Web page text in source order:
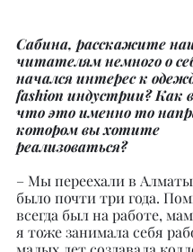
Сабина, расскажите
читателям немного о
начался интерес к
fashion индустрии? Как
что это именно то
котором вы хотите
реализоваться?
– Мы переехали в
было почти три года.
всегда был на работе,
я тоже занимала себя